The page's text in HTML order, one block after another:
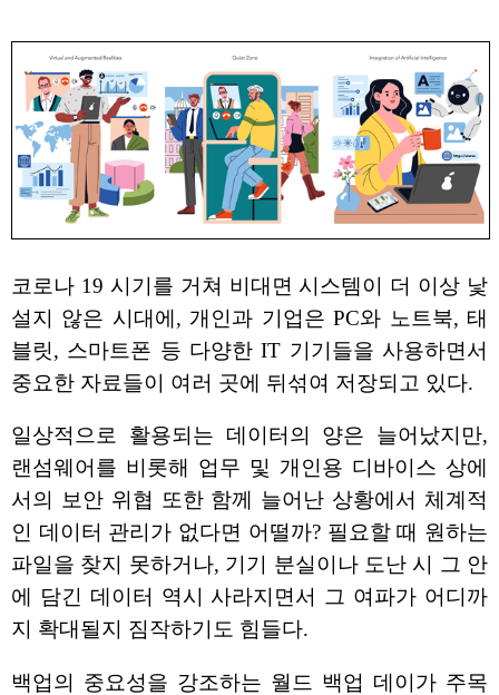
코로나 19 시기를 거쳐 비대면 시스템이 더 이상 낯
설지 않은 시대에, 개인과 기업은 PC와 노트북, 태
블릿, 스마트폰 등 다양한 IT 기기들을 사용하면서
중요한 자료들이 여러 곳에 뒤섞여 저장되고 있다.
일상적으로 활용되는 데이터의 양은 늘어났지만,
랜섬웨어를 비롯해 업무 및 개인용 디바이스 상에
서의 보안 위협 또한 함께 늘어난 상황에서 체계적
인 데이터 관리가 없다면 어떨까? 필요할 때 원하는
파일을 찾지 못하거나, 기기 분실이나 도난 시 그 안
에 담긴 데이터 역시 사라지면서 그 여파가 어디까
지 확대될지 짐작하기도 힘들다.
백업의 중요성을 강조하는 월드 백업 데이가 주목